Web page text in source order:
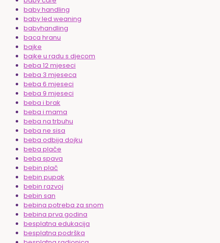
baby handling
baby led weaning
babyhandling
baca hranu
bajke
bajke u radu s djecom
beba 12 mjeseci
beba 3 mjeseca
beba 6 mjeseci
beba 9 mjeseci
beba i brak
beba i mama
beba na trbuhu
beba ne sisa
beba odbija dojku
beba plače
beba spava
bebin plač
bebin pupak
bebin razvoj
bebin san
bebina potreba za snom
bebina prva godina
besplatna edukacija
besplatna podrška